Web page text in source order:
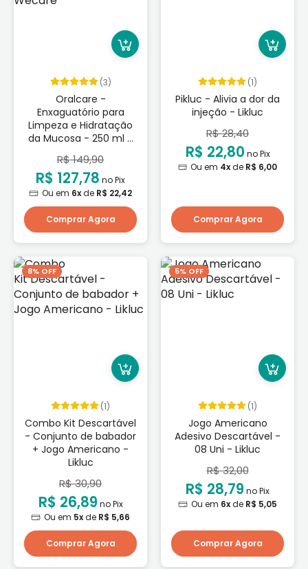
(3)
Oralcare -
Enxaguatório para
Limpeza e Hidratação
da Mucosa - 250 ml -
Wecare
R$ 149,90
R$ 127,78 no Pix
Ou em 6xde R$ 22,42
Comprar Agora
(1)
Pikluc - Alivia a dor da
injeção - Likluc
R$ 28,40
R$ 22,80 no Pix
Ou em 4xde R$ 6,00
Comprar Agora
8% OFF
(1)
Combo Kit Descartável
- Conjunto de babador
+ Jogo Americano -
Likluc
R$ 30,90
R$ 26,89 no Pix
Ou em 5xde R$ 5,66
Comprar Agora
5% OFF
(1)
Jogo Americano
Adesivo Descartável -
08 Uni - Likluc
R$ 32,00
R$ 28,79 no Pix
Ou em 6xde R$ 5,05
Comprar Agora